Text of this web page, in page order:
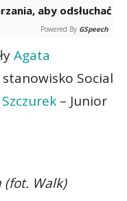
Powered By GSpeech
Agata
Social
Szczurek – Junior
(fot. Walk)